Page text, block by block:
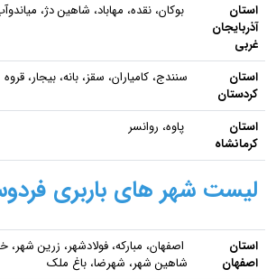
استان
آذربایجان
غربی
بوکان، نقده، مهاباد، شاهین دژ،
استان
کردستان
سنندج، کامیارا‌ن، سقز، بانه، بیجار، قروه
استان
کرمانشاه
پاوه، روانسر
لیست شهر های باربری
استان
اصفهان
اصفهان، مبارکه، فولادشهر، زرین
شاهین شهر، شهرضا، باغ ملک